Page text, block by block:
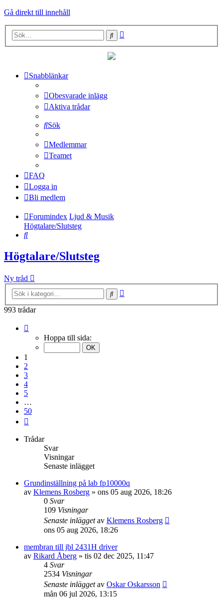
Gå direkt till innehåll
Sök
Snabblänkar
Obesvarade inlägg
Aktiva trådar
Sök
Medlemmar
Teamet
FAQ
Logga in
Bli medlem
Forumindex Ljud & Musik
Högtalare/Slutsteg
Sök
Högtalare/Slutsteg
Ny tråd
Sök
993 trådar
Hoppa till sida:
1
2
3
4
5
…
50
Trådar
Svar
Visningar
Senaste inlägget
Grundinställning på lab fp10000q
av Klemens Rosberg » ons 05 aug 2026, 18:26
0 Svar
109 Visningar
Senaste inläggetav Klemens Rosberg
ons 05 aug 2026, 18:26
membran till jbl 2431H driver
av Rikard Åberg » tis 02 dec 2025, 11:47
4 Svar
2534 Visningar
Senaste inläggetav Oskar Oskarsson
mån 06 jul 2026, 13:15